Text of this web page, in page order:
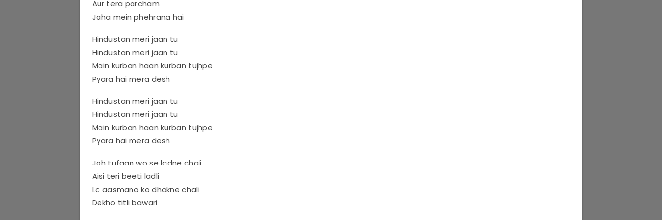
Aur tera parcham
Jaha mein phehrana hai
Hindustan meri jaan tu
Hindustan meri jaan tu
Main kurban haan kurban tujhpe
Pyara hai mera desh
Hindustan meri jaan tu
Hindustan meri jaan tu
Main kurban haan kurban tujhpe
Pyara hai mera desh
Joh tufaan wo se ladne chali
Aisi teri beeti ladli
Lo aasmano ko dhakne chali
Dekho titli bawari